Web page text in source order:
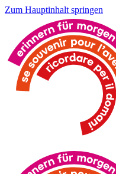
Zum Hauptinhalt springen